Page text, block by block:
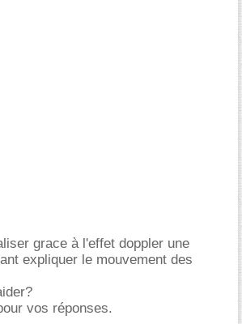
grace à l'effet doppler une
expliquer le mouvement des
vos réponses.